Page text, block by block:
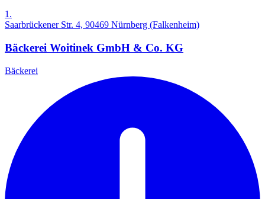
1.
Saarbrückener Str. 4, 90469 Nürnberg (Falkenheim)
Bäckerei Woitinek GmbH & Co. KG
Bäckerei